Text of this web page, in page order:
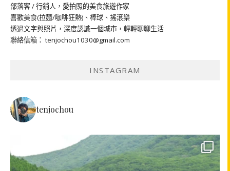
部落客 / 行銷人，愛拍照的美食旅遊作家
喜歡美食(拉麵/咖啡狂熱)、棒球、搖滾樂
透過文字與照片，深度認識一個城市，輕輕聊聊生活
聯絡信箱： tenjochou1030@gmail.com
INSTAGRAM
tenjochou